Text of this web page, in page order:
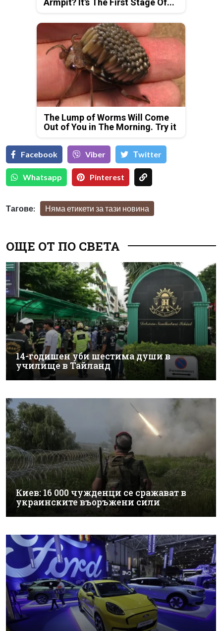
Armpit? It's The First Stage Of...
The Lump of Worms Will Come
Out of You in The Morning. Try it
Facebook Viber Тwitter
Whatsapp Pinterest
Тагове: Няма етикети за тази новина
ОЩЕ ОТ ПО СВЕТА
14-годишен уби шестима души в
училище в Тайланд
Киев: 16 000 чужденци се сражават в
украинските въоръжени сили